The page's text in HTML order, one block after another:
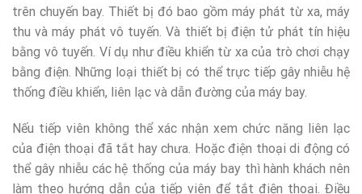
trên chuyến bay. Thiết bị đó bao gồm máy phát từ xa, máy
thu và máy phát vô tuyến. Và thiết bị điện tử phát tín hiệu
bằng vô tuyến. Ví dụ như điều khiển từ xa của trò chơi chạy
bằng điện. Những loại thiết bị có thể trực tiếp gây nhiễu hệ
thống điều khiển, liên lạc và dẫn đường của máy bay.
Nếu tiếp viên không thể xác nhận xem chức năng liên lạc
của điện thoại đã tắt hay chưa. Hoặc điện thoại di động có
thể gây nhiễu các hệ thống của máy bay thì hành khách nên
làm theo hướng dẫn của tiếp viên để tắt điện thoại. Điều